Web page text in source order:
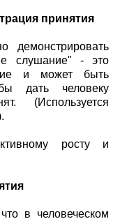
принятия
демонстрировать
слушание" - это
и может быть
дать человеку
(Используется
росту и
в человеческом